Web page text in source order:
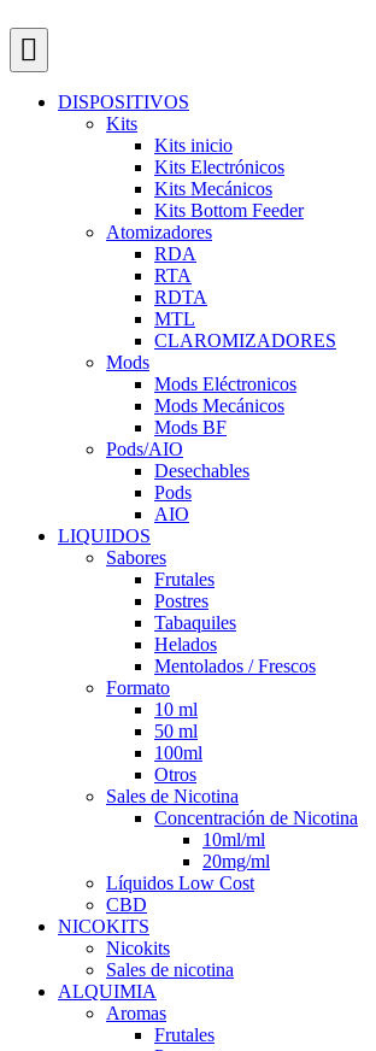
DISPOSITIVOS
Kits
Kits inicio
Kits Electrónicos
Kits Mecánicos
Kits Bottom Feeder
Atomizadores
RDA
RTA
RDTA
MTL
CLAROMIZADORES
Mods
Mods Eléctronicos
Mods Mecánicos
Mods BF
Pods/AIO
Desechables
Pods
AIO
LIQUIDOS
Sabores
Frutales
Postres
Tabaquiles
Helados
Mentolados / Frescos
Formato
10 ml
50 ml
100ml
Otros
Sales de Nicotina
Concentración de Nicotina
10ml/ml
20mg/ml
Líquidos Low Cost
CBD
NICOKITS
Nicokits
Sales de nicotina
ALQUIMIA
Aromas
Frutales